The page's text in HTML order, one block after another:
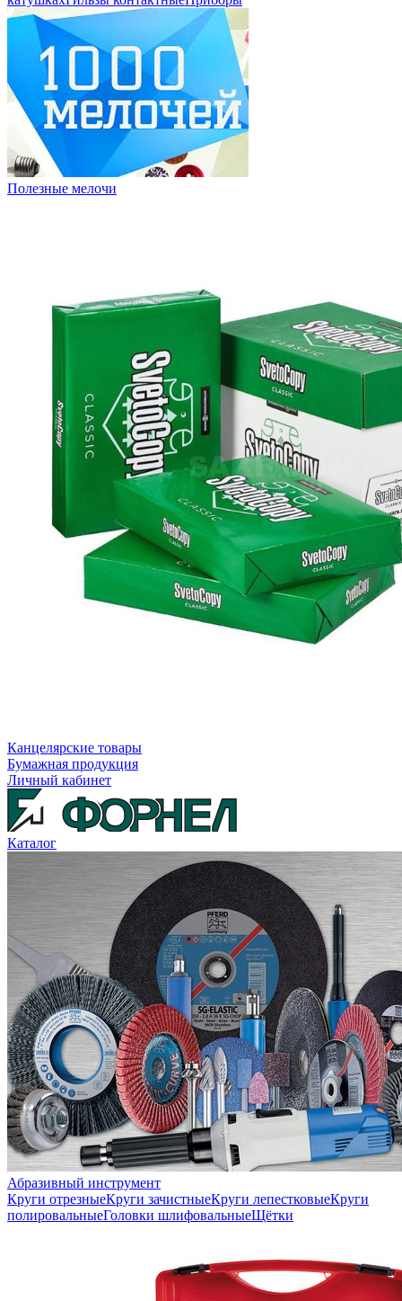
Полезные мелочи
Канцелярские товары
Бумажная продукция
Личный кабинет
Каталог
Абразивный инструмент
Круги отрезныеКруги зачистныеКруги лепестковыеКруги
полировальныеГоловки шлифовальныеЩётки